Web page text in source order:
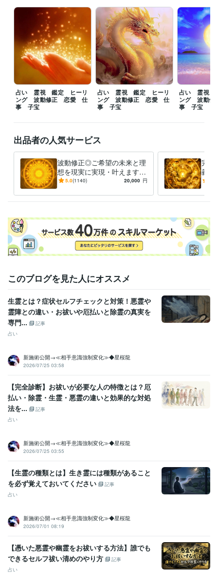
させていただきます。
✿当日中など、お急ぎの方は、【特急便】オプションの追加をお願いし
ます。
第一最優先で鑑定及び施術をさせていただきます。
ぜひご気軽にご依頼、貴重なるご縁をいただけますと幸いです。
━━
たくさんの評価コメントをいただきありがとうございます。前向きなお
気持ちや決意を記載された方、温かいメッセージを記載して下さった方
が、１日も早く理想の現実実現を迎えられるように定期的にご支援をし
ています。焦らず一歩ずつ前進されて下さい。全力でご助言をさせてい
ご覧になっていただけますと幸いです♪
経験職種
ライフスタイル・その他 / 占い師 経験年数 : 24年
ライフスタイル・その他 / マッサージ師・セラピスト
経験年数 : 21
年
ライフスタイル・その他 / アドバイザー 経験年数 : 18年
職歴
株式会社ココナラ 2023年4月 ~ 現在
株式会社ココナラ 2023年5月 ~ 現在
株式会社ココナラ 2023年9月 ~ 現在
株式会社ココナラ
株式会社ココナラ 2024年3月 ~ 現在
株式会社ココナラ 2024年6月 ~ 現在
株式会社ココナラ 2024年9月 ~ 現在
株式会社ココナラ
株式会社ココナラ
株式会社ココナラ 2025年9月 ~ 現在
株式会社ココナラ
株式会社ココナラ 2026年6月 ~ 現在
受賞歴
占い鑑定業が社会に与えるインパクトと経済効果について 運気向上
成就の現実実現 ~波動修正～
ヒーリング
資格・検定
認定スピリチュアルカウンセラー 取得年 : 2003年
認定レイキヒーラー
認定レイキティーチャー 取得年 : 2005年
メンタル心理カウンセラー 取得年 : 2007年
認定心理士 取得年 : 2009年
Git:1年
Excel:5年
得意分野
占い
占い 霊視 鑑定 ヒーリ
ング 波動修正 恋愛 仕
事 子宝
占い 霊視 鑑定 ヒーリ
ング 波動修正 恋愛 仕
事 子宝
占い 霊視
ング 波動
事 子宝
出品者の人気サービス
波動修正◎ご希望の未来と理
想を現実に実現・叶えます
【毎月10名様限定】仕事・恋
宝・占い
5.0(1140) 20,000 円
完全
義の
ライ
合神
このブログを見た人にオススメ
生霊とは？症状セルフチェックと対策！悪霊や
霊障との違い・お祓いや厄払いと除霊の真実を
専門...
記事
占い
新施術公開→≪相手意識強制変化≫◆星桜龍
2026/07/25 03:58
【完全診断】お祓いが必要な人の特徴とは？厄
払い・除霊・生霊・悪霊の違いと効果的な対処
法を...
記事
占い
新施術公開→≪相手意識強制変化≫◆星桜龍
2026/07/25 03:55
【生霊の種類とは】生き霊には種類があること
を必ず覚えておいてください
記事
占い
新施術公開→≪相手意識強制変化≫◆星桜龍
2026/07/01 08:19
【憑いた悪霊や幽霊をお祓いする方法】誰でも
できるセルフ祓い清めのやり方
記事
占い